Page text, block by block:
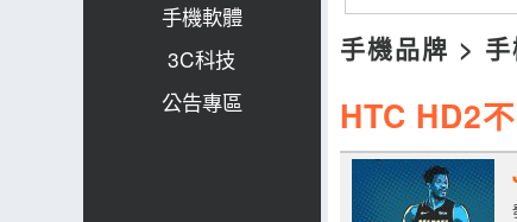
手機軟體
3C科技
公告專區
手機品牌 >
HTC HD2